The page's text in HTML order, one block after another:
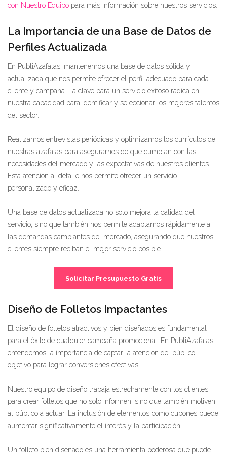
con Nuestro Equipo para más información sobre nuestros servicios.
La Importancia de una Base de Datos de
Perfiles Actualizada
En PubliAzafatas, mantenemos una base de datos sólida y
actualizada que nos permite ofrecer el perfil adecuado para cada
cliente y campaña. La clave para un servicio exitoso radica en
nuestra capacidad para identificar y seleccionar los mejores talentos
del sector.
Realizamos entrevistas periódicas y optimizamos los currículos de
nuestras azafatas para asegurarnos de que cumplan con las
necesidades del mercado y las expectativas de nuestros clientes.
Esta atención al detalle nos permite ofrecer un servicio
personalizado y eficaz.
Una base de datos actualizada no solo mejora la calidad del
servicio, sino que también nos permite adaptarnos rápidamente a
las demandas cambiantes del mercado, asegurando que nuestros
clientes siempre reciban el mejor servicio posible.
Solicitar Presupuesto Gratis
Diseño de Folletos Impactantes
El diseño de folletos atractivos y bien diseñados es fundamental
para el éxito de cualquier campaña promocional. En PubliAzafatas,
entendemos la importancia de captar la atención del público
objetivo para lograr conversiones efectivas.
Nuestro equipo de diseño trabaja estrechamente con los clientes
para crear folletos que no solo informen, sino que también motiven
al público a actuar. La inclusión de elementos como cupones puede
aumentar significativamente el interés y la participación.
Un folleto bien diseñado es una herramienta poderosa que puede